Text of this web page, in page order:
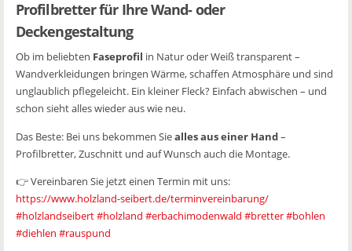
Profilbretter für Ihre Wand- oder
Deckengestaltung
Ob im beliebten Faseprofil in Natur oder Weiß transparent –
Wandverkleidungen bringen Wärme, schaffen Atmosphäre und sind
unglaublich pflegeleicht. Ein kleiner Fleck? Einfach abwischen – und
schon sieht alles wieder aus wie neu.
Das Beste: Bei uns bekommen Siealles aus einer Hand–
Profilbretter, Zuschnitt und auf Wunsch auch die Montage.
👉 Vereinbaren Sie jetzt einen Termin mit uns:
https://www.holzland-seibert.de/terminvereinbarung/
#holzlandseibert#holzland #erbachimodenwald #bretter#bohlen
#diehlen #rauspund